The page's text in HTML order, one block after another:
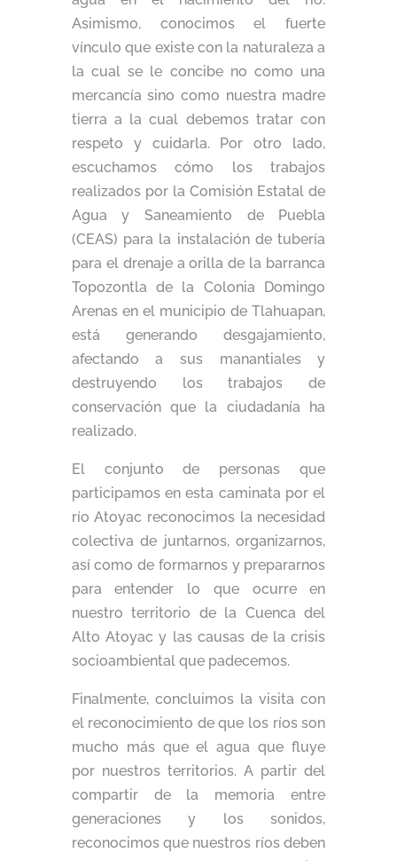
Asimismo, conocimos el fuerte
vínculo que existe con la naturaleza a
la cual se le concibe no como una
mercancía sino como nuestra madre
tierra a la cual debemos tratar con
respeto y cuidarla. Por otro lado,
escuchamos cómo los trabajos
realizados por la Comisión Estatal de
Agua y Saneamiento de Puebla
(CEAS) para la instalación de tubería
para el drenaje a orilla de la barranca
Topozontla de la Colonia Domingo
Arenas en el municipio de Tlahuapan,
está generando desgajamiento,
afectando a sus manantiales y
destruyendo los trabajos de
conservación que la ciudadanía ha
realizado.
El conjunto de personas que
participamos en esta caminata por el
río Atoyac reconocimos la necesidad
colectiva de juntarnos, organizarnos,
así como de formarnos y prepararnos
para entender lo que ocurre en
nuestro territorio de la Cuenca del
Alto Atoyac y las causas de la crisis
socioambiental que padecemos.
Finalmente, concluimos la visita con
el reconocimiento de que los ríos son
mucho más que el agua que fluye
por nuestros territorios. A partir del
compartir de la memoria entre
generaciones y los sonidos,
reconocimos que nuestros ríos deben